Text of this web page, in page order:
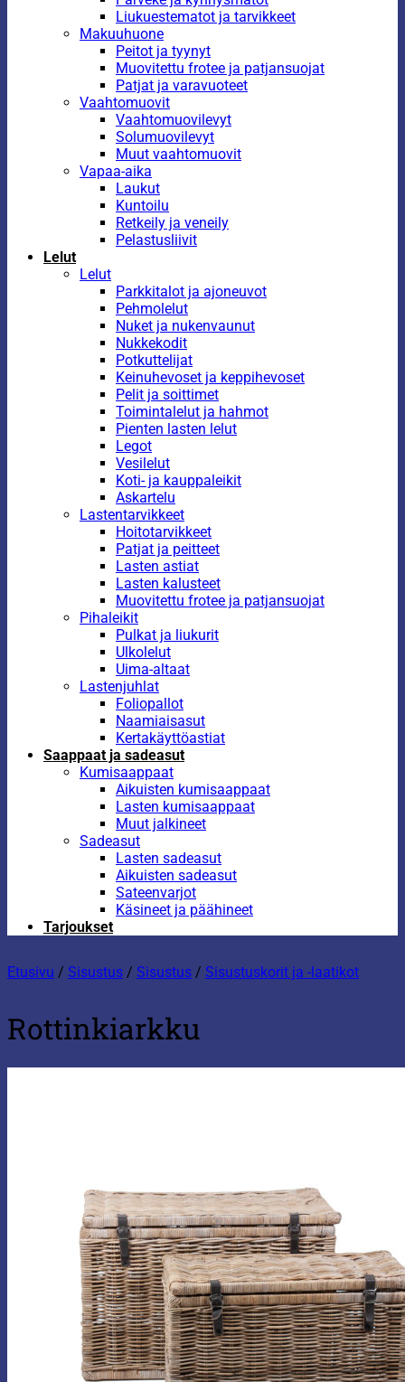
Liukuestematot ja tarvikkeet
Makuuhuone
Peitot ja tyynyt
Muovitettu frotee ja patjansuojat
Patjat ja varavuoteet
Vaahtomuovit
Vaahtomuovilevyt
Solumuovilevyt
Muut vaahtomuovit
Vapaa-aika
Laukut
Kuntoilu
Retkeily ja veneily
Pelastusliivit
Lelut
Lelut
Parkkitalot ja ajoneuvot
Pehmolelut
Nuket ja nukenvaunut
Nukkekodit
Potkuttelijat
Keinuhevoset ja keppihevoset
Pelit ja soittimet
Toimintalelut ja hahmot
Pienten lasten lelut
Legot
Vesilelut
Koti- ja kauppaleikit
Askartelu
Lastentarvikkeet
Hoitotarvikkeet
Patjat ja peitteet
Lasten astiat
Lasten kalusteet
Muovitettu frotee ja patjansuojat
Pihaleikit
Pulkat ja liukurit
Ulkolelut
Uima-altaat
Lastenjuhlat
Foliopallot
Naamiaisasut
Kertakäyttöastiat
Saappaat ja sadeasut
Kumisaappaat
Aikuisten kumisaappaat
Lasten kumisaappaat
Muut jalkineet
Sadeasut
Lasten sadeasut
Aikuisten sadeasut
Sateenvarjot
Käsineet ja päähineet
Tarjoukset
Etusivu / Sisustus / Sisustus / Sisustuskorit ja -laatikot
Rottinkiarkku